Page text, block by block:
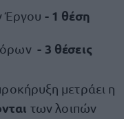
Έργου - 1 θέση
- 3 θέσεις
μετράει η
των λοιπών